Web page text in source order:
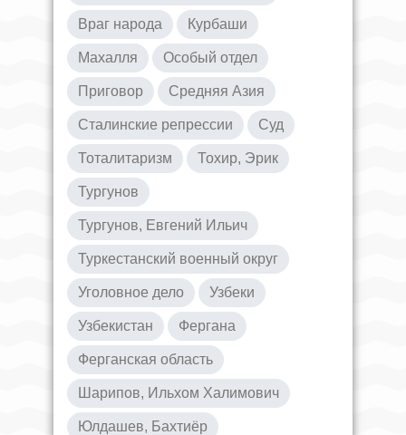
Враг народа Курбаши
Махалля Особый отдел
Приговор Средняя Азия
Сталинские репрессии Суд
Тоталитаризм Тохир, Эрик
Тургунов
Тургунов, Евгений Ильич
Туркестанский военный округ
Уголовное дело Узбеки
Узбекистан Фергана
Ферганская область
Шарипов, Ильхом Халимович
Юлдашев, Бахтиёр